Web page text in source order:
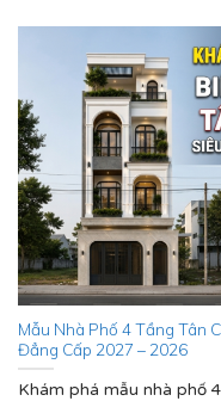
Mẫu Nhà Phố 4 Tầng Tân
Đẳng Cấp 2027 – 2026
Khám phá mẫu nhà phố